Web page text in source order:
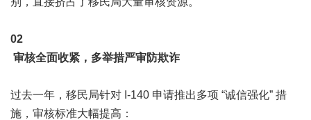
02
审核全面收紧，多举措严审防欺诈
过去一年，移民局针对 I-140 申请推出多项 “诚信强化” 措
施，审核标准大幅提高：